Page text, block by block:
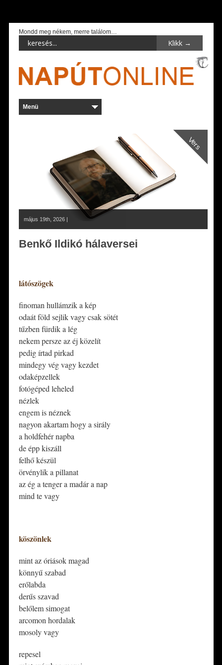
Mondd meg nékem, merre találom…
Vers
május 19th, 2026 |
Benkő Ildikó hálaversei
látószögek
finoman hullámzik a kép
odaát föld sejlik vagy csak sötét
tűzben fürdik a lég
nekem persze az éj közelít
pedig írtad pirkad
mindegy vég vagy kezdet
odaképzellek
fotógéped leheled
nézlek
engem is néznek
nagyon akartam hogy a sirály
a holdfehér napba
de épp kiszáll
felhő készül
örvénylik a pillanat
az ég a tenger a madár a nap
mind te vagy
köszönlek
mint az óriások magad
könnyű szabad
erőlabda
derűs szavad
belőlem simogat
arcomon hordalak
mosoly vagy
repesel